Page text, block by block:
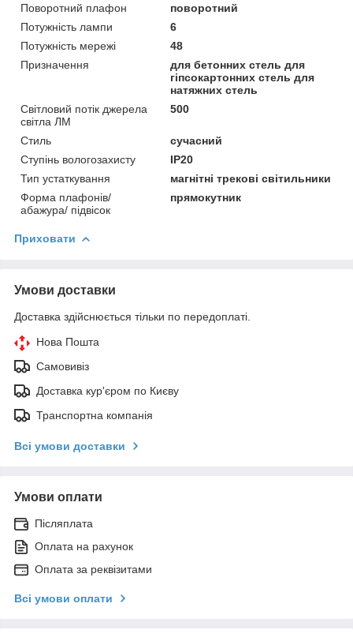
Поворотний плафон
поворотний
Потужність лампи
6
Потужність мережі
48
Призначення
для бетонних стель для
гіпсокартонних стель для
натяжних стель
Світловий потік джерела
світла ЛМ
500
Стиль
сучасний
Ступінь вологозахисту
IP20
Тип устаткування
магнітні трекові світильники
Форма плафонів/
абажура/ підвісок
прямокутник
Приховати
Умови доставки
Доставка здійснюється тільки по передоплаті.
Нова Пошта
Самовивіз
Доставка кур'єром по Києву
Транспортна компанія
Всі умови доставки
Умови оплати
Післяплата
Оплата на рахунок
Оплата за реквізитами
Всі умови оплати